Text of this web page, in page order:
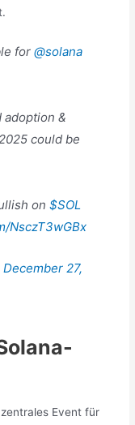
for@solana
adoption &
could be
on$SOL
NsczT3wGBx
December 27,
Event für